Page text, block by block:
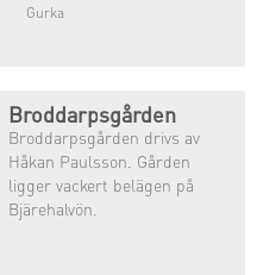
Gurka
Broddarpsgården
Broddarpsgården drivs av
Håkan Paulsson. Gården
ligger vackert belägen på
Bjärehalvön.